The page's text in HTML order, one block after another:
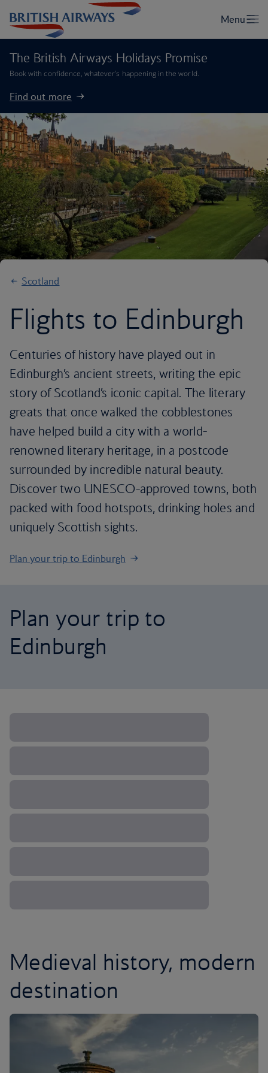
The British Airways Holidays Promise
Book with confidence, whatever’s happening in the world.
Find out more
Scotland
Flights to Edinburgh
Centuries of history have played out in
Edinburgh’s ancient streets, writing the epic
story of Scotland’s iconic capital. The literary
greats that once walked the cobblestones
have helped build a city with a world-
renowned literary heritage, in a postcode
surrounded by incredible natural beauty.
Discover two UNESCO-approved towns, both
packed with food hotspots, drinking holes and
uniquely Scottish sights.
Plan your trip to Edinburgh
Plan your trip to
Edinburgh
Medieval history, modern
destination